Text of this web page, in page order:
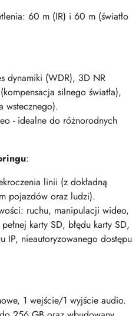
60 m (IR) i 60 m (światło
dynamiki (WDR), 3D NR
silnego światła),
wstecznego).
- idealne do różnorodnych
:
linii (z dokładną
pojazdów oraz ludzi).
ruchu, manipulacji wideo,
karty SD, błędu karty SD,
IP, nieautoryzowanego dostępu
1 wejście/1 wyjście audio.